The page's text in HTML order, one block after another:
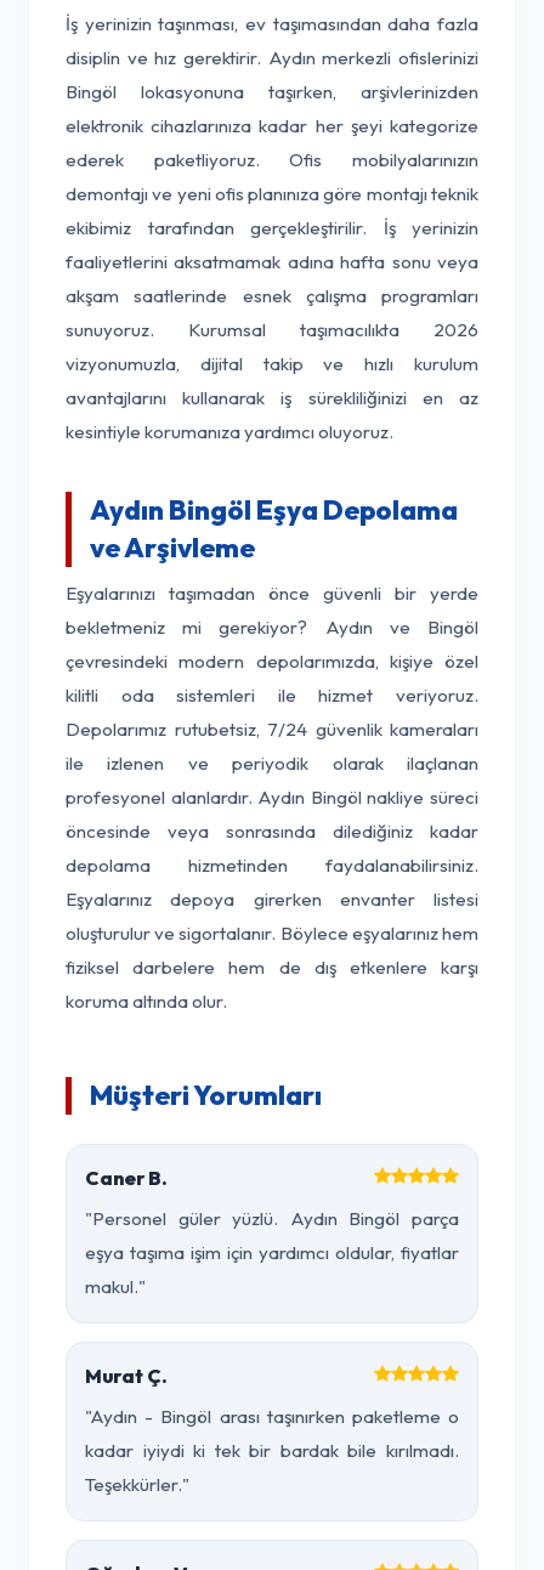
İş yerinizin taşınması, ev taşımasından daha fazla
disiplin ve hız gerektirir. Aydın merkezli ofislerinizi
Bingöl lokasyonuna taşırken, arşivlerinizden
elektronik cihazlarınıza kadar her şeyi kategorize
ederek paketliyoruz. Ofis mobilyalarınızın
demontajı ve yeni ofis planınıza göre montajı teknik
ekibimiz tarafından gerçekleştirilir. İş yerinizin
faaliyetlerini aksatmamak adına hafta sonu veya
akşam saatlerinde esnek çalışma programları
sunuyoruz. Kurumsal taşımacılıkta 2026
vizyonumuzla, dijital takip ve hızlı kurulum
avantajlarını kullanarak iş sürekliliğinizi en az
kesintiyle korumanıza yardımcı oluyoruz.
Aydın Bingöl Eşya Depolama
ve Arşivleme
Eşyalarınızı taşımadan önce güvenli bir yerde
bekletmeniz mi gerekiyor? Aydın ve Bingöl
çevresindeki modern depolarımızda, kişiye özel
kilitli oda sistemleri ile hizmet veriyoruz.
Depolarımız rutubetsiz, 7/24 güvenlik kameraları
ile izlenen ve periyodik olarak ilaçlanan
profesyonel alanlardır. Aydın Bingöl nakliye süreci
öncesinde veya sonrasında dilediğiniz kadar
depolama hizmetinden faydalanabilirsiniz.
Eşyalarınız depoya girerken envanter listesi
oluşturulur ve sigortalanır. Böylece eşyalarınız hem
fiziksel darbelere hem de dış etkenlere karşı
koruma altında olur.
Müşteri Yorumları
Caner B.
"Personel güler yüzlü. Aydın Bingöl parça
eşya taşıma işim için yardımcı oldular, fiyatlar
makul."
Murat Ç.
"Aydın - Bingöl arası taşınırken paketleme o
kadar iyiydi ki tek bir bardak bile kırılmadı.
Teşekkürler."